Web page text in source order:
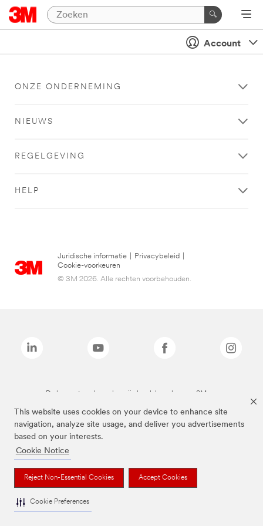
This website uses cookies on your device to enhance site
navigation, analyze site usage, and deliver you advertisements
based on your interests.
Cookie Notice
Reject Non-Essential Cookies Accept Cookies
Cookie Preferences
Account
ONZE ONDERNEMING
NIEUWS
REGELGEVING
HELP
Juridische informatie Privacybeleid
Cookie-voorkeuren
© 3M 2026. Alle rechten voorbehouden.
De bovenstaande merken zijn handelsmerken van 3M.we